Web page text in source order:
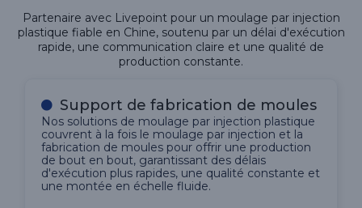
Partenaire avec Livepoint pour un moulage par injection
plastique fiable en Chine, soutenu par un délai d'exécution
rapide, une communication claire et une qualité de
production constante.
Support de fabrication de moules
Nos solutions de moulage par injection plastique
couvrent à la fois le moulage par injection et la
fabrication de moules pour offrir une production
de bout en bout, garantissant des délais
d'exécution plus rapides, une qualité constante et
une montée en échelle fluide.